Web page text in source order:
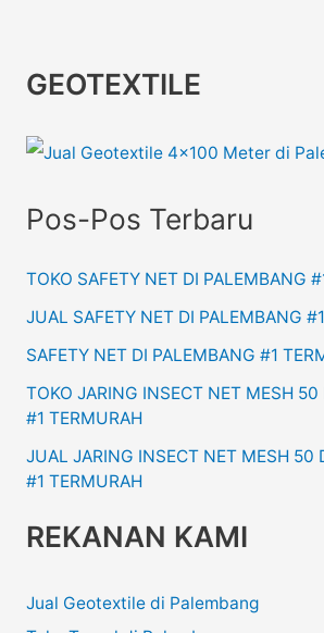
GEOTEXTILE
Pos-Pos Terbaru
TOKO SAFETY NET DI PALEMBANG
JUAL SAFETY NET DI PALEMBANG
SAFETY NET DI PALEMBANG #1
TOKO JARING INSECT NET MESH 50
#1 TERMURAH
JUAL JARING INSECT NET MESH 50
#1 TERMURAH
REKANAN KAMI
Jual Geotextile di Palembang